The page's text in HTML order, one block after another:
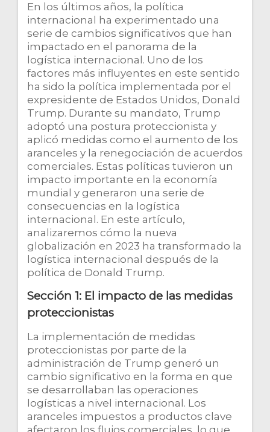
En los últimos años, la política
internacional ha experimentado una
serie de cambios significativos que han
impactado en el panorama de la
logística internacional. Uno de los
factores más influyentes en este sentido
ha sido la política implementada por el
expresidente de Estados Unidos, Donald
Trump. Durante su mandato, Trump
adoptó una postura proteccionista y
aplicó medidas como el aumento de los
aranceles y la renegociación de acuerdos
comerciales. Estas políticas tuvieron un
impacto importante en la economía
mundial y generaron una serie de
consecuencias en la logística
internacional. En este artículo,
analizaremos cómo la nueva
globalización en 2023 ha transformado la
logística internacional después de la
política de Donald Trump.
Sección 1: El impacto de las medidas
proteccionistas
La implementación de medidas
proteccionistas por parte de la
administración de Trump generó un
cambio significativo en la forma en que
se desarrollaban las operaciones
logísticas a nivel internacional. Los
aranceles impuestos a productos clave